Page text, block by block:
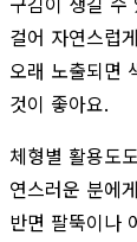
걸어 자연스럽
오래 노출되면
것이 좋아요.
체형별 활용도
연스러운 분에
반면 팔뚝이나